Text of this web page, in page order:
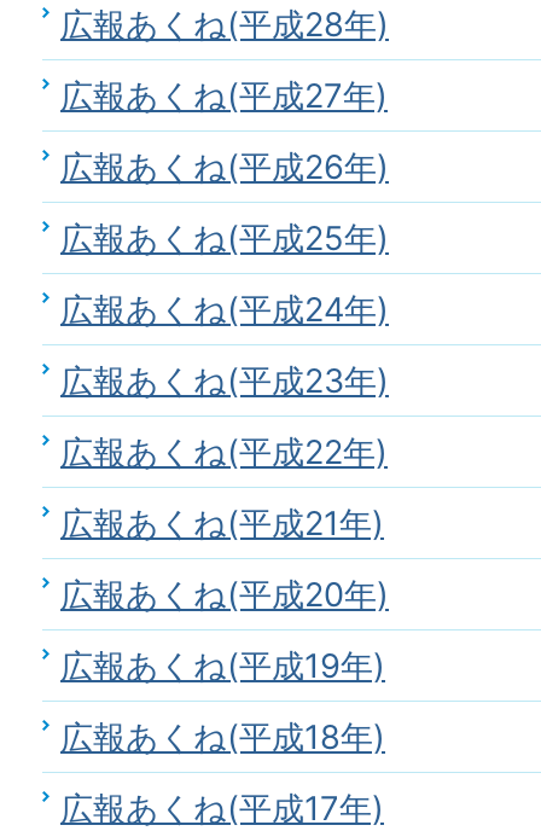
広報あくね(平成28年)
広報あくね(平成27年)
広報あくね(平成26年)
広報あくね(平成25年)
広報あくね(平成24年)
広報あくね(平成23年)
広報あくね(平成22年)
広報あくね(平成21年)
広報あくね(平成20年)
広報あくね(平成19年)
広報あくね(平成18年)
広報あくね(平成17年)